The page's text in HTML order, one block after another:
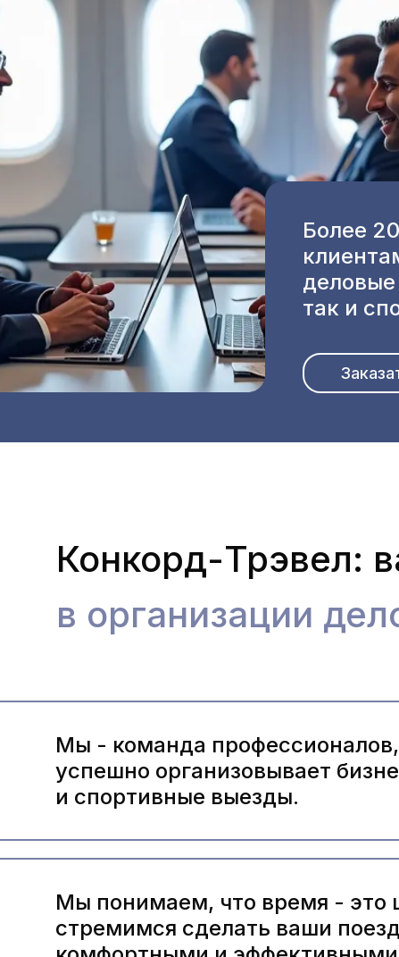
Более
так и
Мы понимаем, что время - это
стремимся сделать ваши
Мы - команда профессионалов,
успешно организовывает
и спортивные выезды.
Конкорд-Трэвел:
в организации